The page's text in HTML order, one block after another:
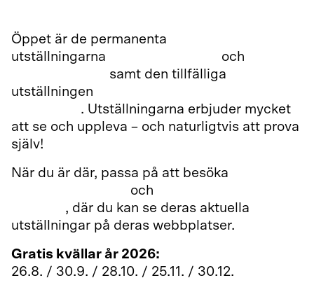
Öppet är de permanenta
utställningarna
och
samt den tillfälliga
utställningen
. Utställningarna erbjuder mycket
att se och uppleva – och naturligtvis att prova
själv!
När du är där, passa på att besöka
och
, där du kan se deras aktuella
utställningar på deras webbplatser.
Gratis kvällar år 2026:
26.8. / 30.9. / 28.10. / 25.11. / 30.12.